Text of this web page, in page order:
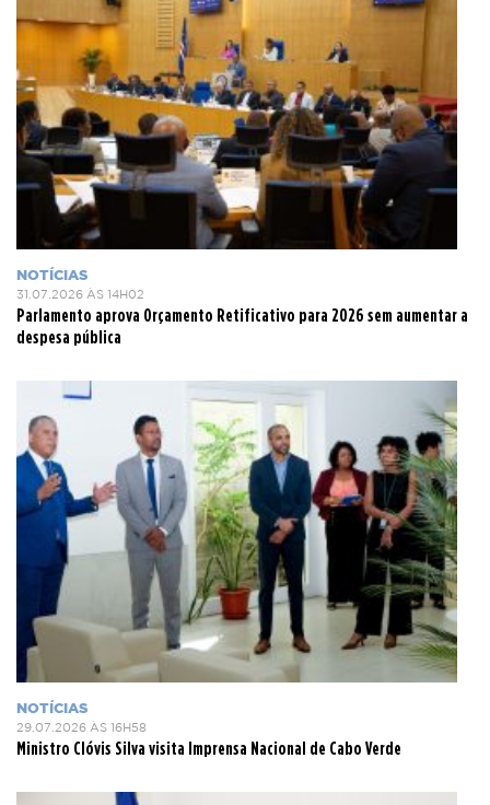
NOTÍCIAS
31.07.2026 ÀS 14H02
Parlamento aprova Orçamento Retificativo para 2026 sem aumentar a
despesa pública
NOTÍCIAS
29.07.2026 ÀS 16H58
Ministro Clóvis Silva visita Imprensa Nacional de Cabo Verde